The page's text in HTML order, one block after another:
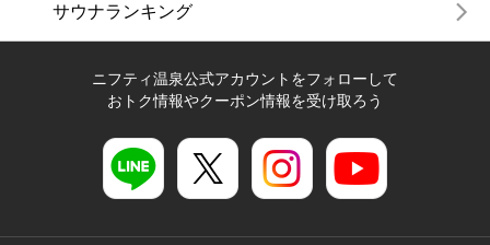
サウナランキング
ニフティ温泉公式アカウントをフォローして
おトク情報やクーポン情報を受け取ろう